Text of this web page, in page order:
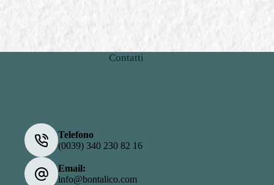
Contatti
Telefono
(0039) 340 230 82 16
Email:
info@bontalico.com